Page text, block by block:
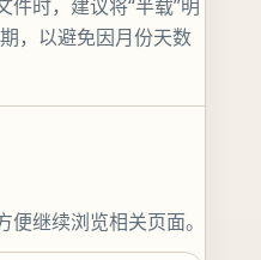
件时，建议将“半载”明
，以避免因月份天数
继续浏览相关页面。